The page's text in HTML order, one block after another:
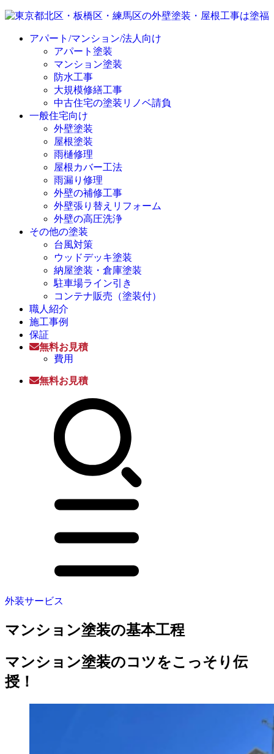
アパート/マンション/法人向け
アパート塗装
マンション塗装
防水工事
大規模修繕工事
中古住宅の塗装リノベ請負
一般住宅向け
外壁塗装
屋根塗装
雨樋修理
屋根カバー工法
雨漏り修理
外壁の補修工事
外壁張り替えリフォーム
外壁の高圧洗浄
その他の塗装
台風対策
ウッドデッキ塗装
納屋塗装・倉庫塗装
駐車場ライン引き
コンテナ販売（塗装付）
職人紹介
施工事例
保証
無料お見積
費用
無料お見積
外装サービス
マンション塗装の基本工程
マンション塗装のコツをこっそり伝
授！